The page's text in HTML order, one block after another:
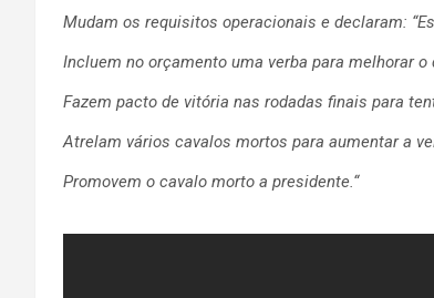
Mudam os requisitos operacionais e declaram:
Incluem no orçamento uma verba para melhorar o
Fazem pacto de vitória nas rodadas finais para
Atrelam vários cavalos mortos para aumentar a
Promovem o cavalo morto a presidente.“